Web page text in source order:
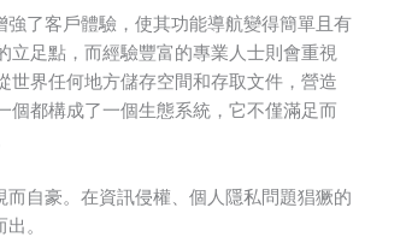
了客戶體驗，使其功能導航變得簡單且有
立足點，而經驗豐富的專業人士則會重視
界任何地方儲存空間和存取文件，營造
都構成了一個生態系統，它不僅滿足而
自豪。在資訊侵權、個人隱私問題猖獗的
。